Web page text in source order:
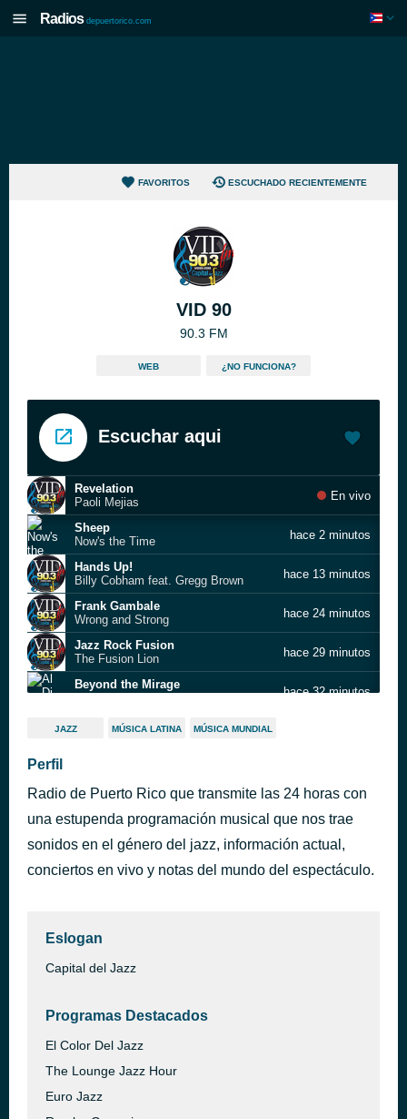
Radios depuertorico.com
FAVORITOS ESCUCHADO RECIENTEMENTE
VID 90
90.3 FM
WEB ¿NO FUNCIONA?
Escuchar aqui
Revelation
Paoli Mejias
En vivo
Sheep
Now's the Time
hace 2 minutos
Hands Up!
Billy Cobham feat. Gregg Brown
hace 13 minutos
Frank Gambale
Wrong and Strong
hace 24 minutos
Jazz Rock Fusion
The Fusion Lion
hace 29 minutos
Beyond the Mirage
hace 32 minutos
1
Bass Dance
Wojtek Pilichowski Band
A Taste for Passion
Jean‐Luc Ponty
hace 52 minutos
JAZZ MÚSICA LATINA MÚSICA MUNDIAL
Perfil
Radio de Puerto Rico que transmite las 24 horas con
una estupenda programación musical que nos trae
sonidos en el género del jazz, información actual,
conciertos en vivo y notas del mundo del espectáculo.
Eslogan
Capital del Jazz
Programas Destacados
El Color Del Jazz
The Lounge Jazz Hour
Euro Jazz